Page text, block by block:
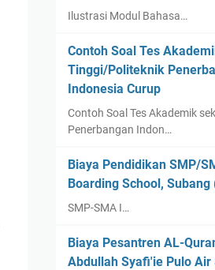
Ilustrasi Modul Bahasa…
Contoh Soal Tes
Tinggi/Politeknik
Indonesia Curup
Contoh Soal Tes Akademik
Penerbangan Indon…
Biaya Pendidikan SMP/
Boarding School, Subang
SMP-SMA I…
Biaya Pesantren AL-
Abdullah Syafi'ie Pulo Air